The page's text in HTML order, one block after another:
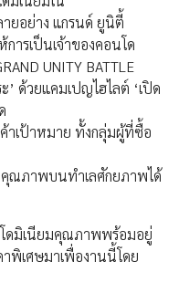
ยอย่าง แกรนด์ ยูนิตี้
ารเป็นเจ้าของคอนโด
UNITY BATTLE
’ ด้วยแคมเปญไฮไลต์ ‘เปิด
าเป้าหมาย ทั้งกลุ่มผู้ที่ซื้อ
คุณภาพบนทำเลศักยภาพได้
โดมิเนียมคุณภาพพร้อมอยู่
พิเศษมาเพื่องานนี้โดย